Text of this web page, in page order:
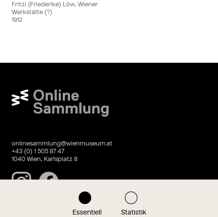
Essentiell Statistik
Fritzi (Friederike) Löw, Wiener
Werkstätte (?)
1912
Wien Museum Online Sammlung
onlinesammlung@wienmuseum.at
+43 (0) 1 505 87 47
1040 Wien, Karlsplatz 8
InstagramFacebook